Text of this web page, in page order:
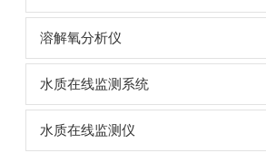
溶解氧分析仪
水质在线监测系统
水质在线监测仪